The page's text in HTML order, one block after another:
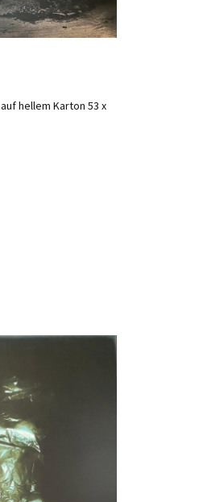
hellem Karton 53 x